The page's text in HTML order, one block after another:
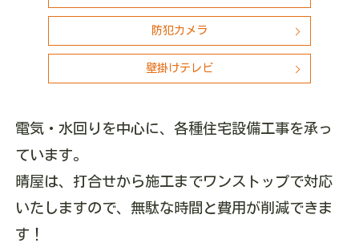
防犯カメラ
壁掛けテレビ
電気・水回りを中心に、各種住宅設備工事を承っ
ています。
晴屋は、打合せから施工までワンストップで対応
いたしますので、無駄な時間と費用が削減できま
す！